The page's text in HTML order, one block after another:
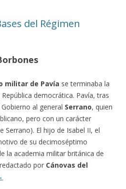
del Régimen
militar de Pavía se terminaba la
democrática. Pavía, tras
al general Serrano, quien
pero con un carácter
Serrano). El hijo de Isabel II, el
de su decimoséptimo
la academia militar británica de
por Cánovas del